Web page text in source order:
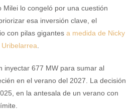
Milei lo congeló por una cuestión
esa inversión clave, el
con pilas gigantes a medida de Nicky
inyectar 677 MW para sumar al
en el verano del 2027. La decisión
en la antesala de un verano con